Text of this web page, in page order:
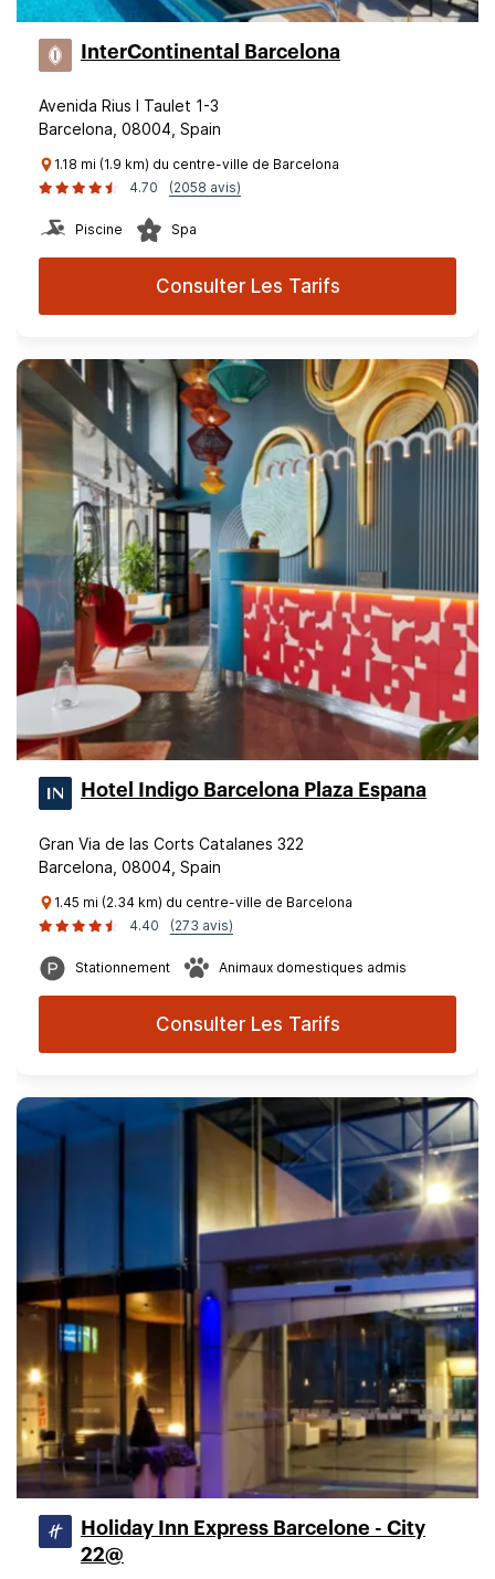
InterContinental Barcelona
Avenida Rius I Taulet 1-3
Barcelona, 08004, Spain
1.18 mi (1.9 km) du centre-ville de Barcelona
4.70
(2058 avis)
Piscine Spa
Consulter Les Tarifs
Hotel Indigo Barcelona Plaza Espana
Gran Via de las Corts Catalanes 322
Barcelona, 08004, Spain
1.45 mi (2.34 km) du centre-ville de Barcelona
4.40
(273 avis)
Stationnement Animaux domestiques admis
Consulter Les Tarifs
Holiday Inn Express Barcelone - City
22@